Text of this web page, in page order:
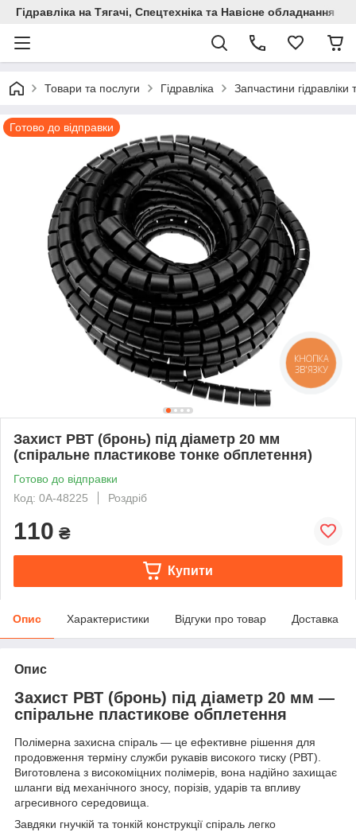
Гідравліка на Тягачі, Спецтехніка та Навісне обладнання
Товари та послуги Гідравліка Запчастини гідравліки
Готово до відправки
Захист РВТ (бронь) під діаметр 20 мм
(спіральне пластикове тонке обплетення)
Готово до відправки
Код: 0А-48225
Роздріб
110 ₴
Купити
Опис Характеристики Відгуки про товар Доставка
Опис
Захист РВТ (бронь) під діаметр 20 мм —
спіральне пластикове обплетення
Полімерна захисна спіраль — це ефективне рішення для
продовження терміну служби рукавів високого тиску (РВТ).
Виготовлена з високоміцних полімерів, вона надійно захищає
шланги від механічного зносу, порізів, ударів та впливу
агресивного середовища.
Завдяки гнучкій та тонкій конструкції спіраль легко
КНОПКА
ЗВ'ЯЗКУ